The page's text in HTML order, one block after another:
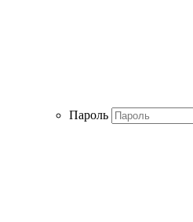
Пароль